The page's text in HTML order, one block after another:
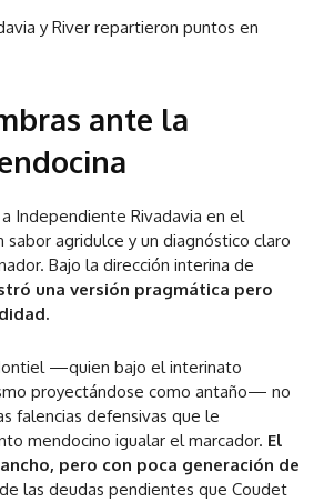
y River repartieron puntos en
ante la
Independiente Rivadavia en el
agridulce y un diagnóstico claro
Bajo la dirección interina de
una versión pragmática pero
—quien bajo el interinato
proyectándose como antaño— no
falencias defensivas que le
mendocino igualar el marcador. El
pero con poca generación de
las deudas pendientes que Coudet